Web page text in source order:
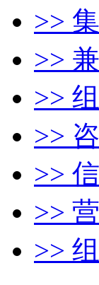
>>
>>
>>
>>
>>
>>
>>